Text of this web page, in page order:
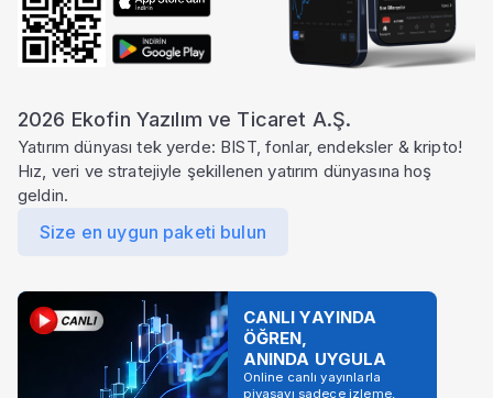
2026 Ekofin Yazılım ve Ticaret A.Ş.
Yatırım dünyası tek yerde: BIST, fonlar, endeksler & kripto!
Hız, veri ve stratejiyle şekillenen yatırım dünyasına hoş
geldin.
Size en uygun paketi bulun
CANLI YAYINDA
ÖĞREN,
ANINDA UYGULA
Online canlı yayınlarla
piyasayı sadece izleme,